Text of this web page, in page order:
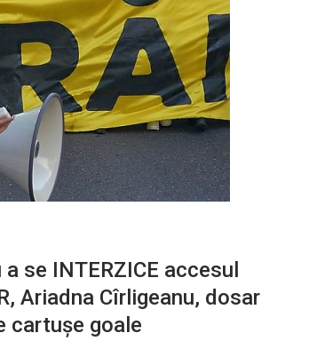
se INTERZICE accesul
Ariadna Cîrligeanu, dosar
cartușe goale